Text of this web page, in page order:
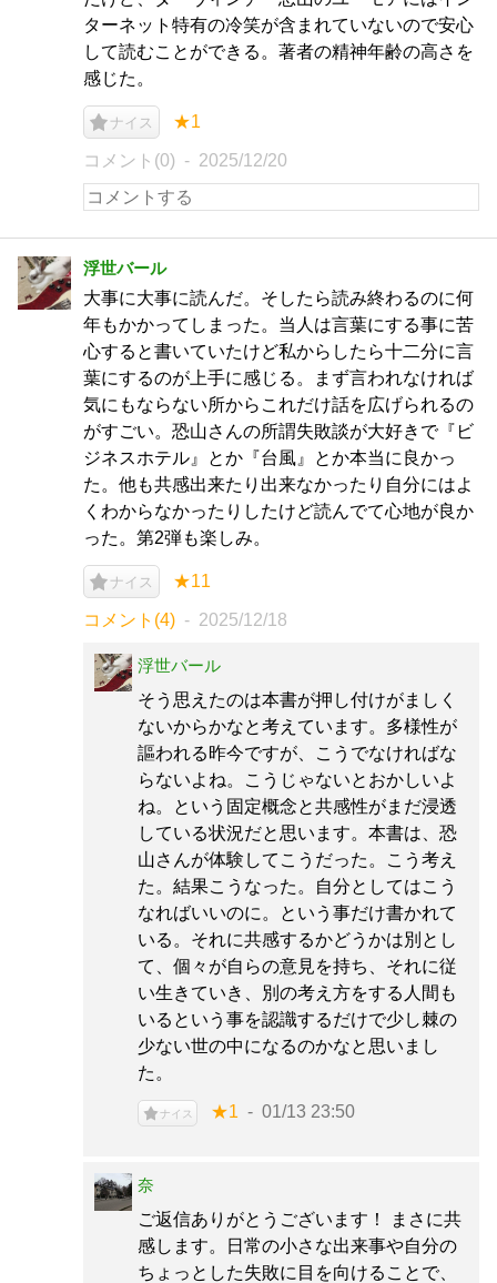
ターネット特有の冷笑が含まれていないので安心
して読むことができる。著者の精神年齢の高さを
感じた。
ナイス ★1
コメント(0) 2025/12/20
浮世バール
大事に大事に読んだ。そしたら読み終わるのに何
年もかかってしまった。当人は言葉にする事に苦
心すると書いていたけど私からしたら十二分に言
葉にするのが上手に感じる。まず言われなければ
気にもならない所からこれだけ話を広げられるの
がすごい。恐山さんの所謂失敗談が大好きで『ビ
ジネスホテル』とか『台風』とか本当に良かっ
た。他も共感出来たり出来なかったり自分にはよ
くわからなかったりしたけど読んでて心地が良か
った。第2弾も楽しみ。
ナイス ★11
コメント(4) 2025/12/18
浮世バール
そう思えたのは本書が押し付けがましく
ないからかなと考えています。多様性が
謳われる昨今ですが、こうでなければな
らないよね。こうじゃないとおかしいよ
ね。という固定概念と共感性がまだ浸透
している状況だと思います。本書は、恐
山さんが体験してこうだった。こう考え
た。結果こうなった。自分としてはこう
なればいいのに。という事だけ書かれて
いる。それに共感するかどうかは別とし
て、個々が自らの意見を持ち、それに従
い生きていき、別の考え方をする人間も
いるという事を認識するだけで少し棘の
少ない世の中になるのかなと思いまし
た。
ナイス ★1 01/13 23:50
奈
ご返信ありがとうございます！ まさに共
感します。日常の小さな出来事や自分の
ちょっとした失敗に目を向けることで、